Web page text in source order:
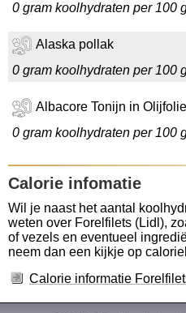
0 gram koolhydraten per 100
Alaska pollak
0 gram koolhydraten per 100
Albacore Tonijn in
0 gram koolhydraten per 100
Calorie infomatie
Wil je naast het aantal
weten over Forelfilets (Lidl),
of vezels en eventueel
neem dan een kijkje op
Calorie informatie